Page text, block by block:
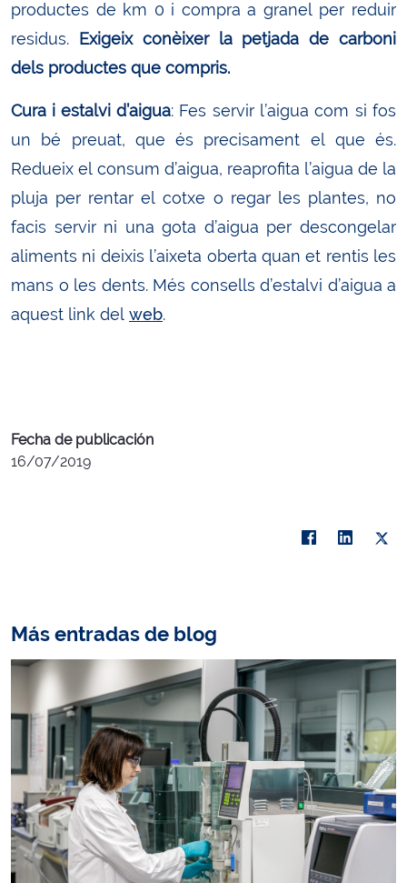
productes de km 0 i compra a granel per reduir
residus. Exigeix conèixer la petjada de carboni
dels productes que compris.
Cura i estalvi d’aigua: Fes servir l’aigua com si fos
un bé preuat, que és precisament el que és.
Redueix el consum d’aigua, reaprofita l’aigua de la
pluja per rentar el cotxe o regar les plantes, no
facis servir ni una gota d’aigua per descongelar
aliments ni deixis l’aixeta oberta quan et rentis les
mans o les dents. Més consells d’estalvi d’aigua a
aquest link del web.
Fecha de publicación
16/07/2019
Más entradas de blog